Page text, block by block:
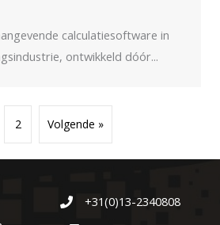
calculatiesoftware in
ontwikkeld dóór...
2 Volgende »
+31(0)13-2340808